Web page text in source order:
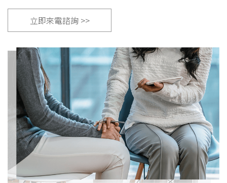
立即來電諮詢 >>